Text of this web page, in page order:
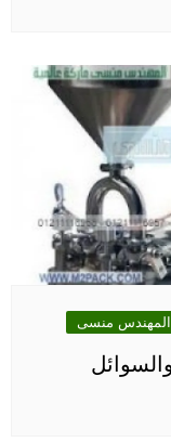
المهندس منسى